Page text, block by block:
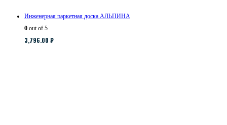
Инженерная паркетная доска АЛЬПИНА
0 out of 5
3,796.00 ₽